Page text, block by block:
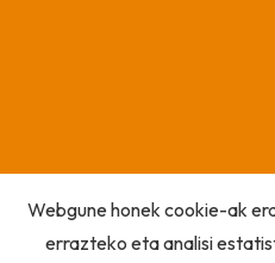
Webgune honek cookie-ak
errazteko eta analisi